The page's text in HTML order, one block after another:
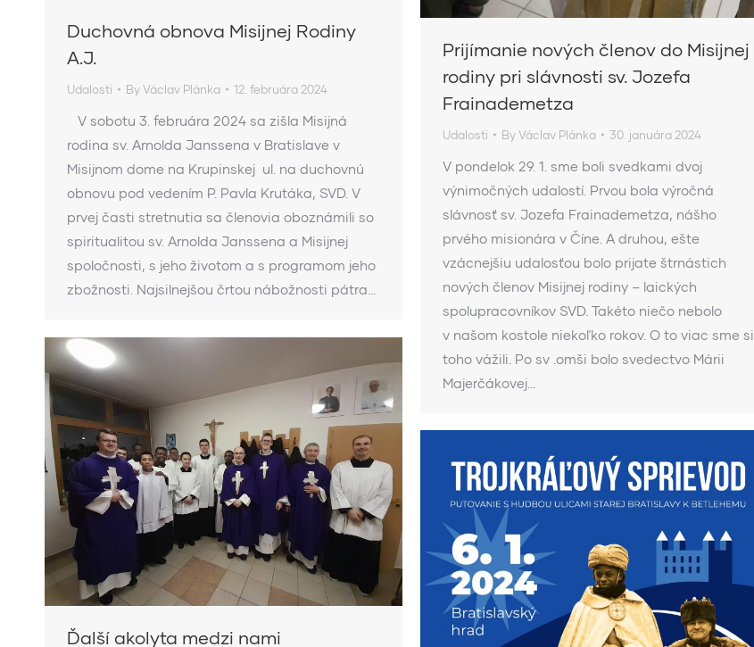
Duchovná obnova Misijnej Rodiny
A.J.
Udalosti ByVáclav Plánka 12. februára 2024
V sobotu 3. februára 2024 sa zišla Misijná
rodina sv. Arnolda Janssena v Bratislave v
Misijnom dome na Krupinskej ul. na duchovnú
obnovu pod vedením P. Pavla Krutáka, SVD. V
prvej časti stretnutia sa členovia oboznámili so
spiritualitou sv. Arnolda Janssena a Misijnej
spoločnosti, s jeho životom a s programom jeho
zbožnosti. Najsilnejšou črtou nábožnosti pátra…
Prijímanie nových členov do Misijnej
rodiny pri slávnosti sv. Jozefa
Frainademetza
Udalosti ByVáclav Plánka 30. januára 2024
V pondelok 29. 1. sme boli svedkami dvoj
výnimočných udalostí. Prvou bola výročná
slávnosť sv. Jozefa Frainademetza, nášho
prvého misionára v Číne. A druhou, ešte
vzácnejšiu udalosťou bolo prijate štrnástich
nových členov Misijnej rodiny – laických
spolupracovníkov SVD. Takéto niečo nebolo
v našom kostole niekoľko rokov. O to viac sme si
toho vážili. Po sv .omši bolo svedectvo Márii
Majerčákovej…
Ďalší akolyta medzi nami